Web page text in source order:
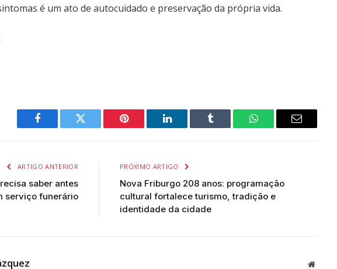
é um ato de autocuidado e preservação da própria vida.
Facebook Twitter Pinterest LinkedIn Tumblr WhatsAppEmail
ARTIGO ANTERIOR
saber antes
serviço funerário
PRÓXIMO ARTIGO
Nova Friburgo 208 anos: programação
cultural fortalece turismo, tradição e
identidade da cidade
Website